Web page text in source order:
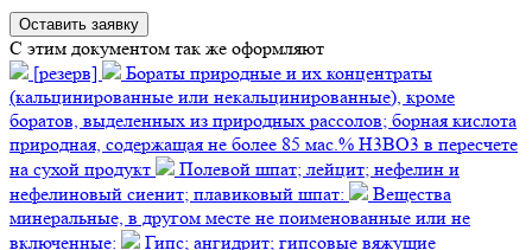
C этим документом так же оформляют
[резерв]
Бораты природные и их концентраты
(кальцинированные или некальцинированные), кроме
боратов, выделенных из природных рассолов; борная кислота
природная, содержащая не более 85 мас.% H3BO3 в пересчете
на сухой продукт
Полевой шпат; лейцит; нефелин и
нефелиновый сиенит; плавиковый шпат:
Вещества
минеральные, в другом месте не поименованные или не
включенные:
Гипс; ангидрит; гипсовые вяжущие